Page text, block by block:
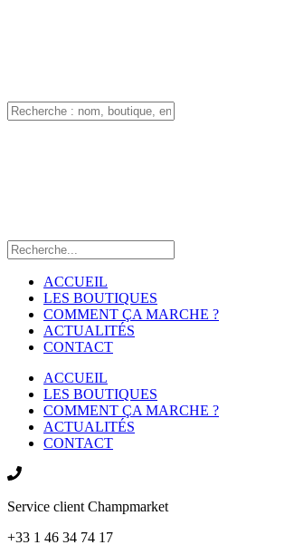
ACCUEIL
LES BOUTIQUES
COMMENT ÇA MARCHE ?
ACTUALITÉS
CONTACT
ACCUEIL
LES BOUTIQUES
COMMENT ÇA MARCHE ?
ACTUALITÉS
CONTACT
Service client Champmarket
+33 1 46 34 74 17